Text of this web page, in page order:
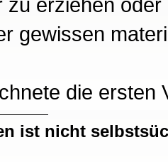
gewissen
die ersten
ist nicht